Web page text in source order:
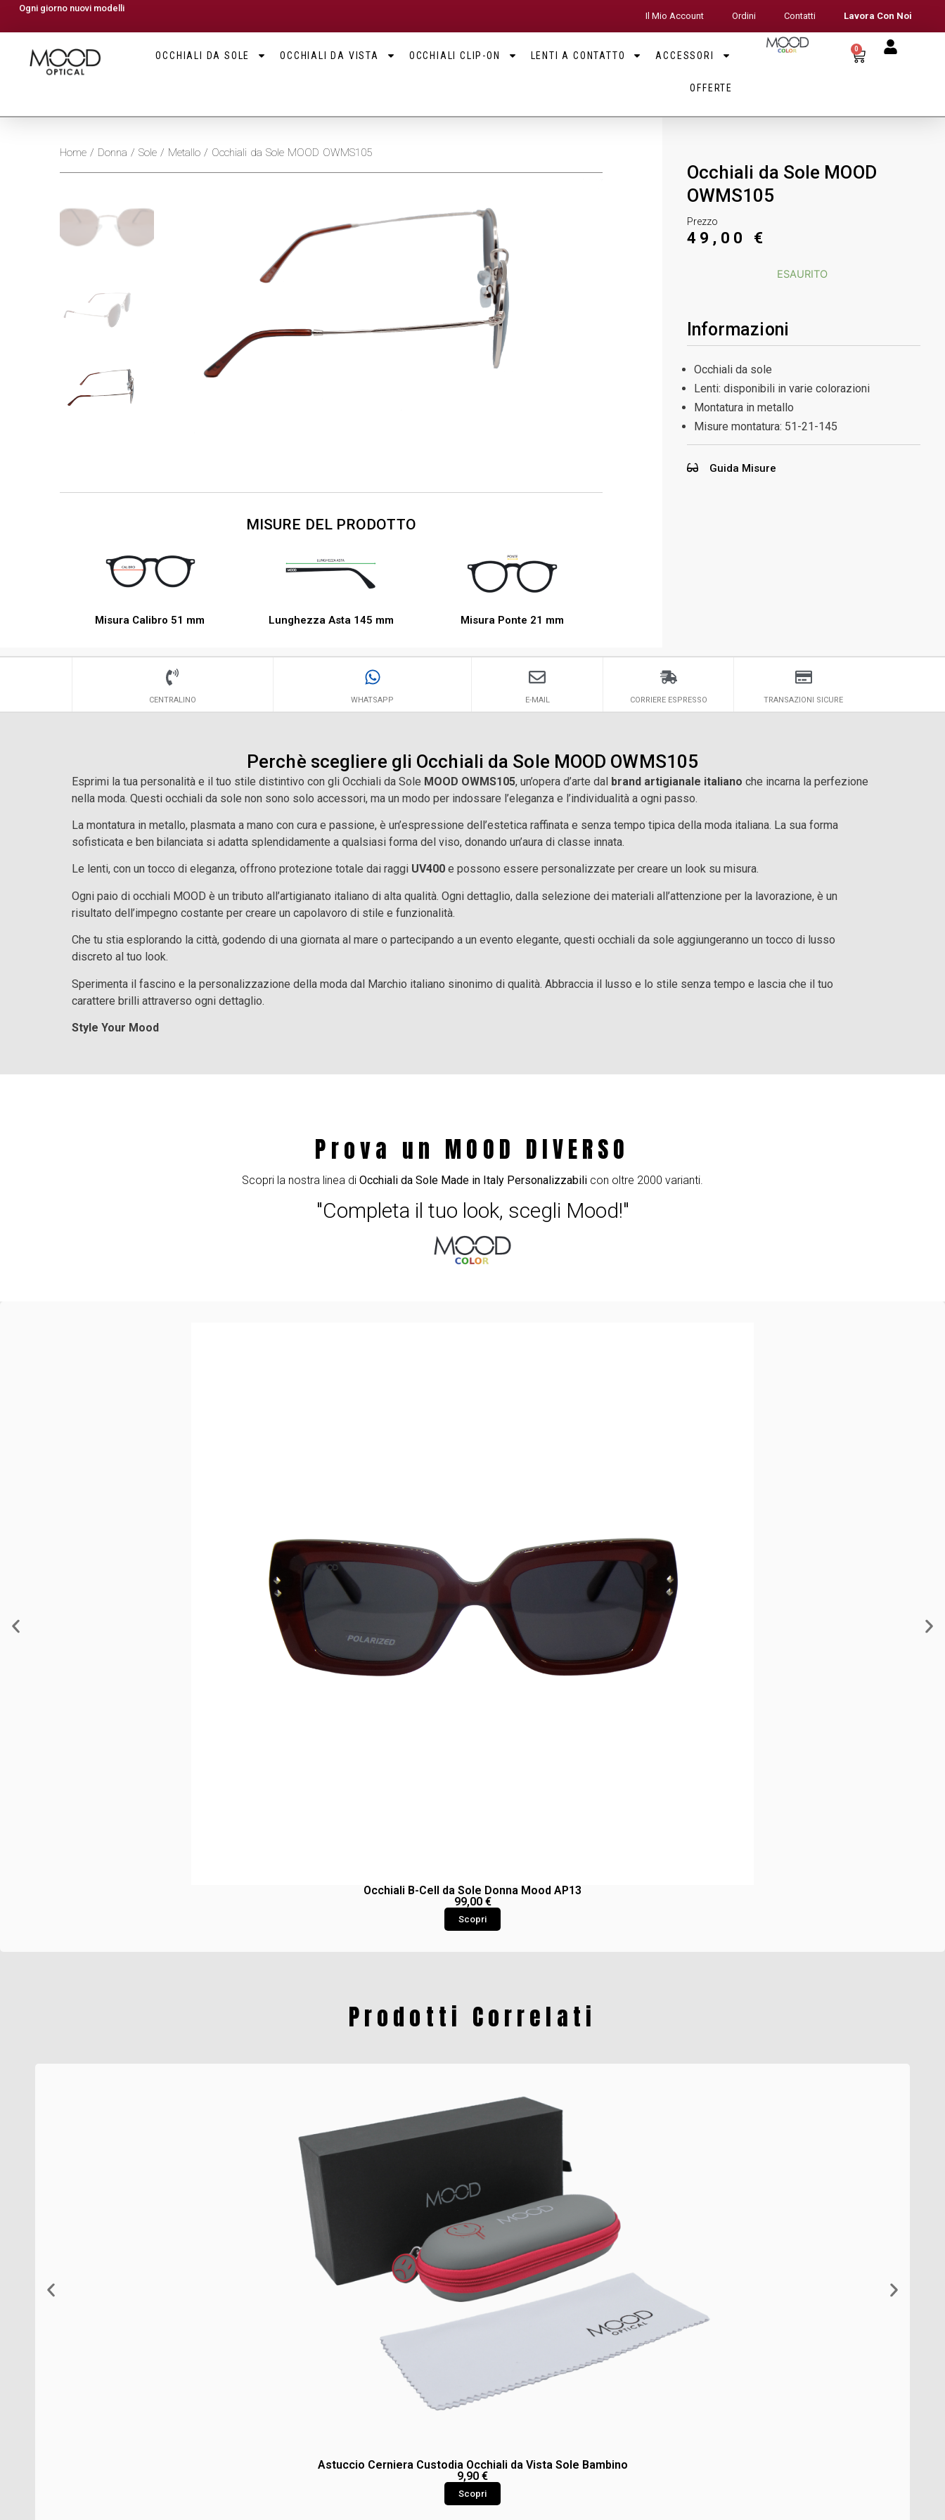
Ogni giorno nuovi modelli
Il Mio Account Ordini Contatti Lavora Con Noi
OCCHIALI DA SOLE OCCHIALI DA VISTA OCCHIALI CLIP-ON LENTI A CONTATTO ACCESSORI
OFFERTE
0
Home/ Donna / Sole/ Metallo/ Occhiali da Sole MOOD OWMS105
MISURE DEL PRODOTTO
Misura Calibro 51 mm Lunghezza Asta 145 mm Misura Ponte 21 mm
Occhiali da Sole MOOD
OWMS105
Prezzo
49,00 €
ESAURITO
Informazioni
Occhiali da sole
Lenti: disponibili in varie colorazioni
Montatura in metallo
Misure montatura: 51-21-145
Guida Misure
CENTRALINO WHATSAPP E-MAIL CORRIERE ESPRESSO TRANSAZIONI SICURE
Perchè scegliere gli Occhiali da Sole MOOD OWMS105
Esprimi la tua personalità e il tuo stile distintivo con gli Occhiali da Sole MOOD OWMS105, un’opera d’arte dal brand artigianale italiano che incarna la perfezione
nella moda. Questi occhiali da sole non sono solo accessori, ma un modo per indossare l’eleganza e l’individualità a ogni passo.
La montatura in metallo, plasmata a mano con cura e passione, è un’espressione dell’estetica raffinata e senza tempo tipica della moda italiana. La sua forma
sofisticata e ben bilanciata si adatta splendidamente a qualsiasi forma del viso, donando un’aura di classe innata.
Le lenti, con un tocco di eleganza, offrono protezione totale dai raggi UV400 e possono essere personalizzate per creare un look su misura.
Ogni paio di occhiali MOOD è un tributo all’artigianato italiano di alta qualità. Ogni dettaglio, dalla selezione dei materiali all’attenzione per la lavorazione, è un
risultato dell’impegno costante per creare un capolavoro di stile e funzionalità.
Che tu stia esplorando la città, godendo di una giornata al mare o partecipando a un evento elegante, questi occhiali da sole aggiungeranno un tocco di lusso
discreto al tuo look.
Sperimenta il fascino e la personalizzazione della moda dal Marchio italiano sinonimo di qualità. Abbraccia il lusso e lo stile senza tempo e lascia che il tuo
carattere brilli attraverso ogni dettaglio.
Style Your Mood
Prova un MOOD DIVERSO
Scopri la nostra linea di Occhiali da Sole Made in Italy Personalizzabili con oltre 2000 varianti.
"Completa il tuo look, scegli Mood!"
Occhiali B-Cell da Sole Donna Mood AP13
99,00 €
Scopri
Prodotti Correlati
Astuccio Cerniera Custodia Occhiali da Vista Sole Bambino
9,90 €
Scopri